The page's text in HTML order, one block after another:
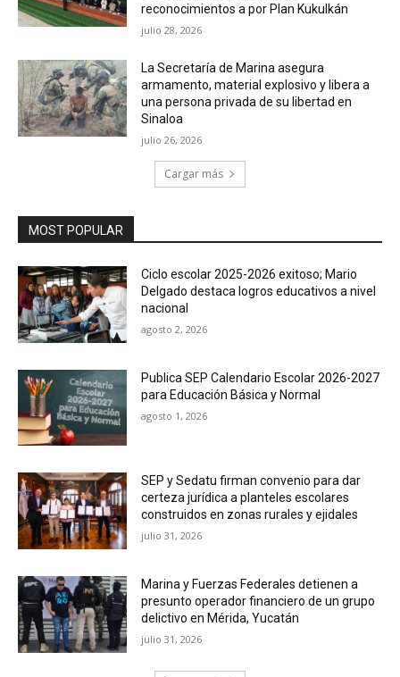
reconocimientos a por Plan Kukulkán
julio 28, 2026
La Secretaría de Marina asegura
armamento, material explosivo y libera a
una persona privada de su libertad en
Sinaloa
julio 26, 2026
Cargar más
MOST POPULAR
Ciclo escolar 2025-2026 exitoso; Mario
Delgado destaca logros educativos a nivel
nacional
agosto 2, 2026
Publica SEP Calendario Escolar 2026-2027
para Educación Básica y Normal
agosto 1, 2026
SEP y Sedatu firman convenio para dar
certeza jurídica a planteles escolares
construidos en zonas rurales y ejidales
julio 31, 2026
Marina y Fuerzas Federales detienen a
presunto operador financiero de un grupo
delictivo en Mérida, Yucatán
julio 31, 2026